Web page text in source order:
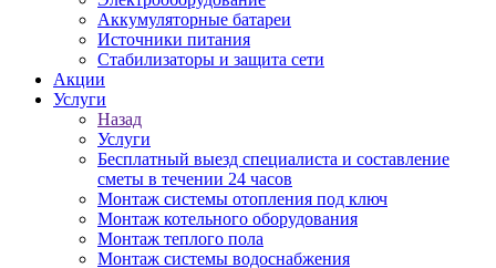
Аккумуляторные батареи
Источники питания
Стабилизаторы и защита сети
Акции
Услуги
Назад
Услуги
Бесплатный выезд специалиста и составление
сметы в течении 24 часов
Монтаж системы отопления под ключ
Монтаж котельного оборудования
Монтаж теплого пола
Монтаж системы водоснабжения